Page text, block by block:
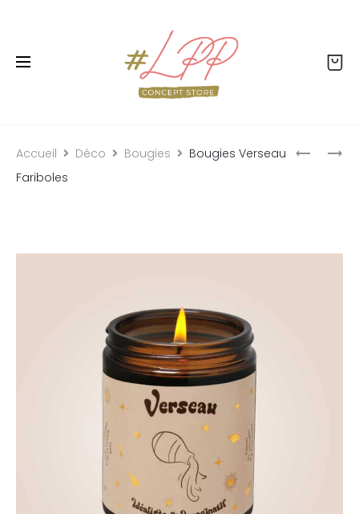
& collect gratuit
Accueil Déco Bougies
Bougies Verseau
Fariboles